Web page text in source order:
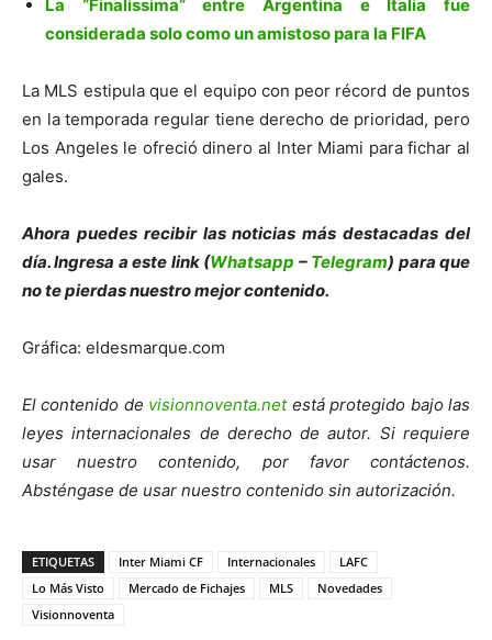
La “Finalissima” entre Argentina e Italia fue
considerada solo como un amistoso para la FIFA
La MLS estipula que el equipo con peor récord de puntos
en la temporada regular tiene derecho de prioridad, pero
Los Angeles le ofreció dinero al Inter Miami para fichar al
gales.
Ahora puedes recibir las noticias más destacadas del
día. Ingresa a este link (Whatsapp – Telegram) para que
no te pierdas nuestro mejor contenido.
Gráfica: eldesmarque.com
El contenido de visionnoventa.netestá protegido bajo las
leyes internacionales de derecho de autor. Si requiere
usar nuestro contenido, por favor contáctenos.
Absténgase de usar nuestro contenido sin autorización.
ETIQUETAS Inter Miami CF Internacionales
LAFC
Lo Más Visto
Mercado de Fichajes MLS
Novedades
Visionnoventa